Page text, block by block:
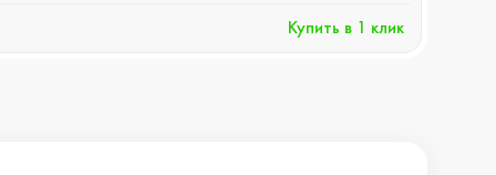
Купить в 1 клик